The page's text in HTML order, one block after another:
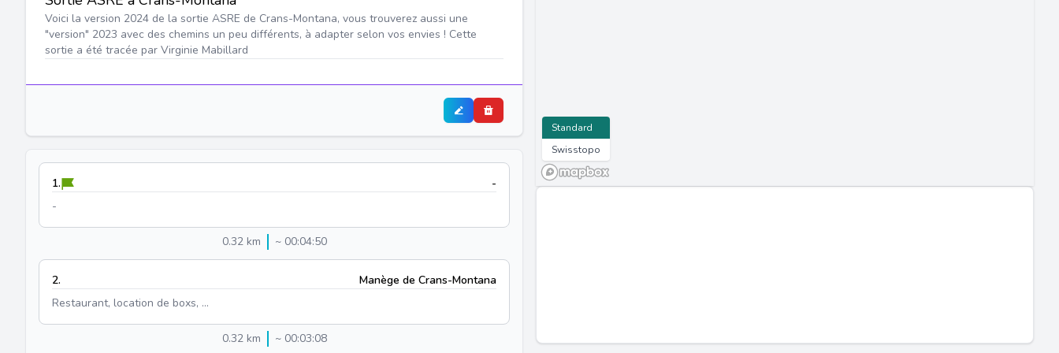
Voici la version 2024 de la sortie ASRE de Crans-Montana, vous trouverez aussi une
"version" 2023 avec des chemins un peu différents, à adapter selon vos envies ! Cette
sortie a été tracée par Virginie Mabillard
1.
-
-
0.32 km ~ 00:04:50
2.
Manège de Crans-Montana
Restaurant, location de boxs, ...
0.32 km ~ 00:03:08
Standard
Swisstopo